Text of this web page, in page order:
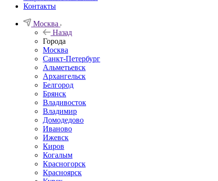
Контакты
Москва
Назад
Города
Москва
Санкт-Петербург
Альметьевск
Архангельск
Белгород
Брянск
Владивосток
Владимир
Домодедово
Иваново
Ижевск
Киров
Когалым
Красногорск
Красноярск